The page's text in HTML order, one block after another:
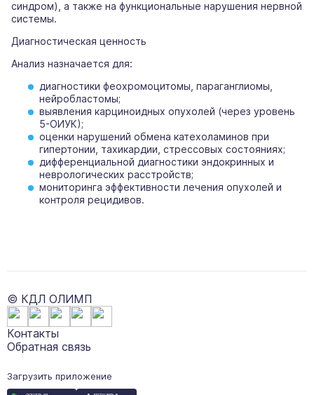
синдром), а также на функциональные нарушения нервной
системы.
Диагностическая ценность
Анализ назначается для:
диагностики феохромоцитомы, параганглиомы,
нейробластомы;
выявления карциноидных опухолей (через уровень
5-ОИУК);
оценки нарушений обмена катехоламинов при
гипертонии, тахикардии, стрессовых состояниях;
дифференциальной диагностики эндокринных и
неврологических расстройств;
мониторинга эффективности лечения опухолей и
контроля рецидивов.
© КДЛ ОЛИМП
Контакты
Обратная связь
Загрузить приложение